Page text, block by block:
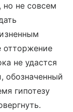
но не совсем
отторжение
не удастся
обозначенный
гипотезу